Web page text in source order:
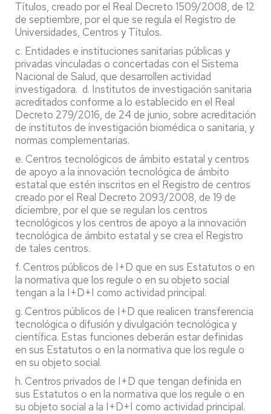
Títulos, creado por el Real Decreto 1509/2008, de 12
de septiembre, por el que se regula el Registro de
Universidades, Centros y Títulos.
c. Entidades e instituciones sanitarias públicas y
privadas vinculadas o concertadas con el Sistema
Nacional de Salud, que desarrollen actividad
investigadora. d. Institutos de investigación sanitaria
acreditados conforme a lo establecido en el Real
Decreto 279/2016, de 24 de junio, sobre acreditación
de institutos de investigación biomédica o sanitaria, y
normas complementarias.
e. Centros tecnológicos de ámbito estatal y centros
de apoyo a la innovación tecnológica de ámbito
estatal que estén inscritos en el Registro de centros
creado por el Real Decreto 2093/2008, de 19 de
diciembre, por el que se regulan los centros
tecnológicos y los centros de apoyo a la innovación
tecnológica de ámbito estatal y se crea el Registro
de tales centros.
f. Centros públicos de I+D que en sus Estatutos o en
la normativa que los regule o en su objeto social
tengan a la I+D+I como actividad principal.
g. Centros públicos de I+D que realicen transferencia
tecnológica o difusión y divulgación tecnológica y
científica. Estas funciones deberán estar definidas
en sus Estatutos o en la normativa que los regule o
en su objeto social.
h. Centros privados de I+D que tengan definida en
sus Estatutos o en la normativa que los regule o en
su objeto social a la I+D+I como actividad principal.